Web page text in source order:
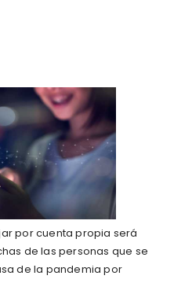
por cuenta propia será
de las personas que se
de la pandemia por